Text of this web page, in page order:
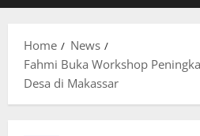
Home
News
Fahmi Buka Workshop
Desa di Makassar